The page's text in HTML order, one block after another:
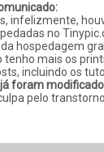
infelizmente,
no
hospedagem
tenho mais os
incluindo os
foram
pelo